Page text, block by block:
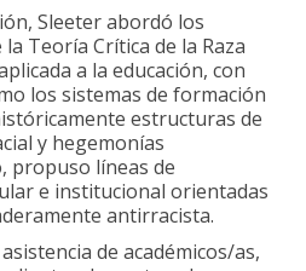
Sleeter abordó los
Teoría Crítica de la Raza
a la educación, con
los sistemas de formación
estructuras de
y hegemonías
propuso líneas de
e institucional orientadas
antirracista.
de académicos/as,